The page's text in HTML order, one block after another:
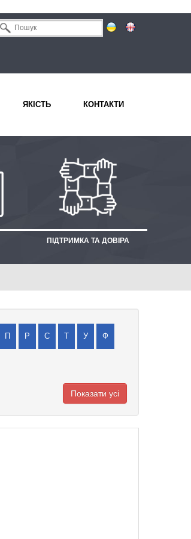
ЯКІСТЬ КОНТАКТИ
ПІДТРИМКА ТА ДОВІРА
П Р С Т У Ф
Показати усі